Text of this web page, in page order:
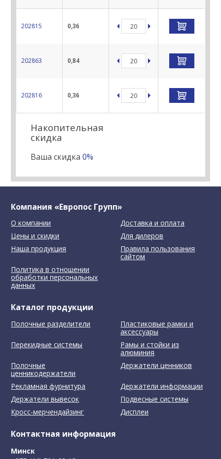
202815 0,36
202863 0,84
202816 0,36
Накопительная
скидка
Ваша скидка0%
Компания «Европос Групп»
О компании
Доставка и оплата
Цены и скидки
Для дилеров
Наша продукция
Правила пользования
сайтом
Политика в отношении
обработки персональных
данных
Каталог продукции
Полочные разделители
Пластиковые рамки и
аксессуары
Перекидные системы
Рамы и стойки из
алюминия
Полочные
ценникодержатели
Держатели ценников
Рекламная фурнитура
Держатели информации
Держатели вывесок
Подвесные системы
Кросс-мерчендайзинг
Дисплеи
Контактная информация
Минск